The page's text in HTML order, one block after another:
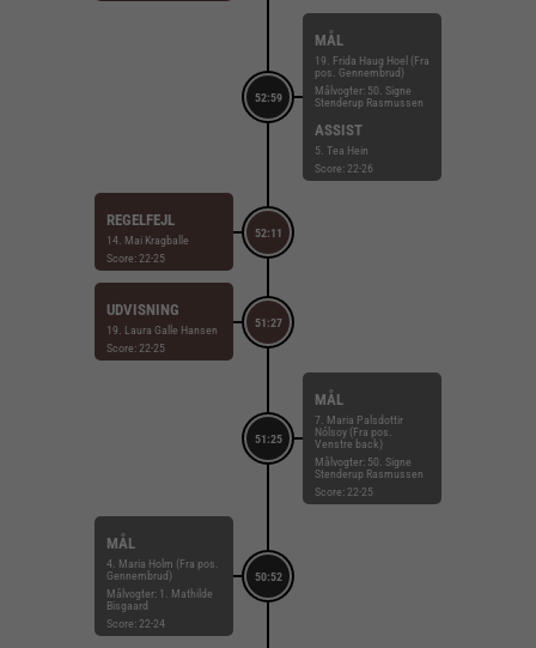
52:59
MÅL
19. Frida Haug Hoel (Fra
pos. Gennembrud)
Målvogter: 50. Signe
Stenderup Rasmussen
ASSIST
5. Tea Hein
Score: 22-26
52:11
REGELFEJL
14. Mai Kragballe
Score: 22-25
51:27
UDVISNING
19. Laura Galle Hansen
Score: 22-25
51:25
MÅL
7. Maria Palsdottir
Nólsoy (Fra pos.
Venstre back)
Målvogter: 50. Signe
Stenderup Rasmussen
Score: 22-25
50:52
MÅL
4. Maria Holm (Fra pos.
Gennembrud)
Målvogter: 1. Mathilde
Bisgaard
Score: 22-24